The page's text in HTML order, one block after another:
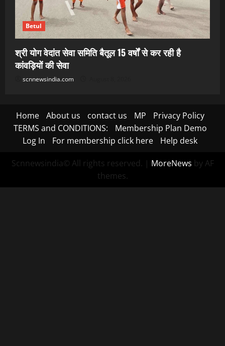
Betul
श्री योग वेदांत सेवा समिति बैतूल 15 वर्षों से कर रही है
कांवड़ियों की सेवा
scnnewsindia.com
Home About us contact us MP
Privacy Policy
TERMS and CONDITIONS:
Membership Plan Demo
Log In
For membership click here Help desk
Scnnewsindia© All rights reserved. | MoreNews by AF
themes.